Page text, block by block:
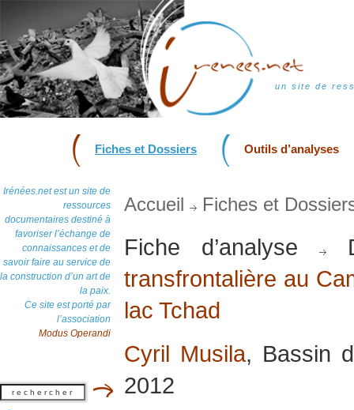
un site de
Fiches et Dossiers Outils d’analyses
Irénées.net est un site de
ressources
documentaires destiné à
favoriser l’échange de
connaissances et de
savoir faire au service de
la construction d’un art de
la paix.
Ce site est porté par
l’association
Modus Operandi
Accueil Fiches et
Fiche d’analyse
transfrontalière au
lac Tchad
Cyril Musila, Bassin
2012